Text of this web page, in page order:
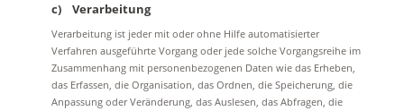
c) Verarbeitung
Verarbeitung ist jeder mit oder ohne Hilfe automatisierter
Verfahren ausgeführte Vorgang oder jede solche Vorgangsreihe im
Zusammenhang mit personenbezogenen Daten wie das Erheben,
das Erfassen, die Organisation, das Ordnen, die Speicherung, die
Anpassung oder Veränderung, das Auslesen, das Abfragen, die